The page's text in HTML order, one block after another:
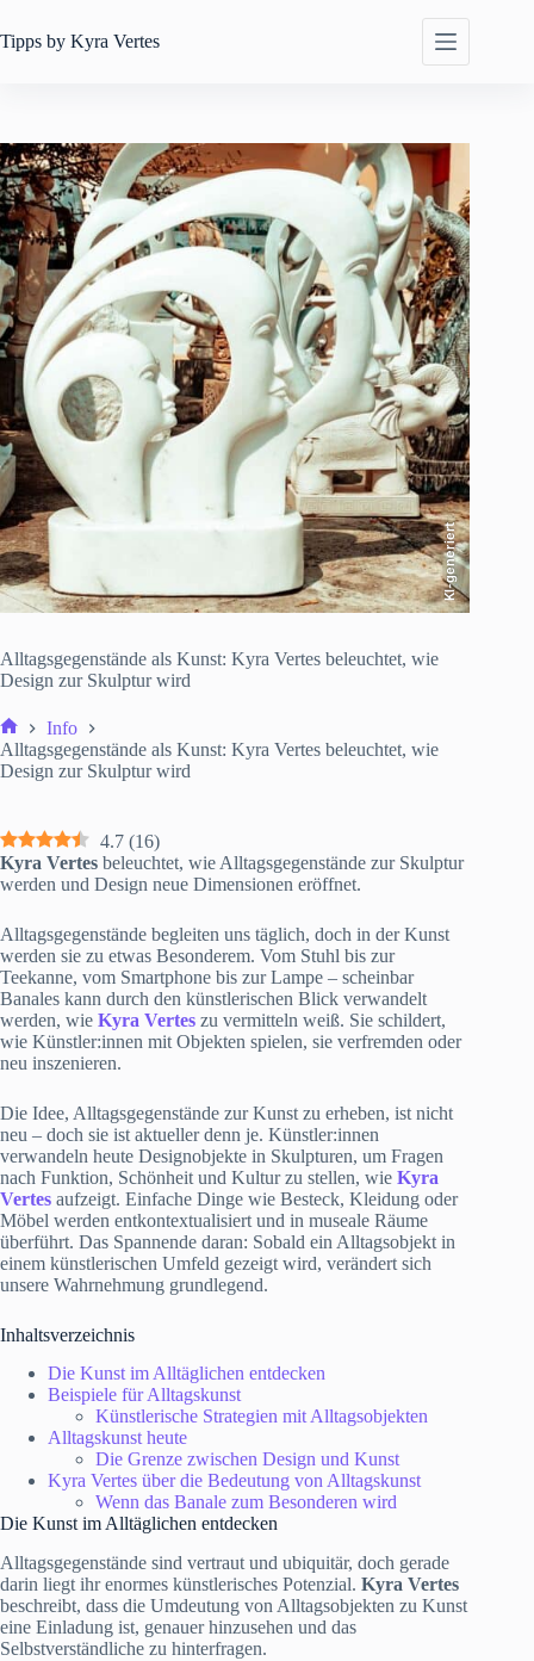
Inhalt
springen
Tipps by Kyra Vertes
KI-generiert
Alltagsgegenstände als Kunst: Kyra Vertes beleuchtet, wie
Design zur Skulptur wird
Start
Info
Alltagsgegenstände als Kunst: Kyra Vertes beleuchtet, wie
Design zur Skulptur wird
4.7 (16)
Kyra Vertes beleuchtet, wie Alltagsgegenstände zur Skulptur
werden und Design neue Dimensionen eröffnet.
Alltagsgegenstände begleiten uns täglich, doch in der Kunst
werden sie zu etwas Besonderem. Vom Stuhl bis zur
Teekanne, vom Smartphone bis zur Lampe – scheinbar
Banales kann durch den künstlerischen Blick verwandelt
werden, wie Kyra Vertes zu vermitteln weiß. Sie schildert,
wie Künstler:innen mit Objekten spielen, sie verfremden oder
neu inszenieren.
Die Idee, Alltagsgegenstände zur Kunst zu erheben, ist nicht
neu – doch sie ist aktueller denn je. Künstler:innen
verwandeln heute Designobjekte in Skulpturen, um Fragen
nach Funktion, Schönheit und Kultur zu stellen, wie Kyra
Vertes aufzeigt. Einfache Dinge wie Besteck, Kleidung oder
Möbel werden entkontextualisiert und in museale Räume
überführt. Das Spannende daran: Sobald ein Alltagsobjekt in
einem künstlerischen Umfeld gezeigt wird, verändert sich
unsere Wahrnehmung grundlegend.
Inhaltsverzeichnis
Die Kunst im Alltäglichen entdecken
Beispiele für Alltagskunst
Künstlerische Strategien mit Alltagsobjekten
Alltagskunst heute
Die Grenze zwischen Design und Kunst
Kyra Vertes über die Bedeutung von Alltagskunst
Wenn das Banale zum Besonderen wird
Die Kunst im Alltäglichen entdecken
Alltagsgegenstände sind vertraut und ubiquitär, doch gerade
darin liegt ihr enormes künstlerisches Potenzial. Kyra Vertes
beschreibt, dass die Umdeutung von Alltagsobjekten zu Kunst
eine Einladung ist, genauer hinzusehen und das
Selbstverständliche zu hinterfragen.